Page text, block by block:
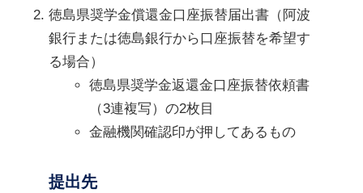
徳島県奨学金償還金口座振替届出書（阿波
銀行または徳島銀行から口座振替を希望す
る場合）
徳島県奨学金返還金口座振替依頼書
（3連複写）の2枚目
金融機関確認印が押してあるもの
提出先